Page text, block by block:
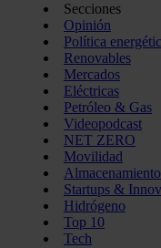
Secciones
Opinión
Política
Renovables
Mercados
Eléctricas
Petróleo & Gas
Videopodcast
NET ZERO
Movilidad
Almacenamiento
Startups &
Hidrógeno
Top 10
Tech